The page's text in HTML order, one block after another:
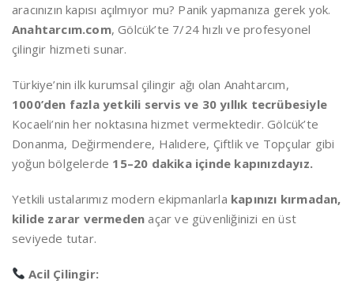
aracınızın kapısı açılmıyor mu? Panik yapmanıza gerek yok.
Anahtarcım.com, Gölcük’te 7/24 hızlı ve profesyonel
çilingir hizmeti sunar.
Türkiye’nin ilk kurumsal çilingir ağı olan Anahtarcım,
1000’den fazla yetkili servis ve 30 yıllık tecrübesiyle
Kocaeli’nin her noktasına hizmet vermektedir. Gölcük’te
Donanma, Değirmendere, Halıdere, Çiftlik ve Topçular gibi
yoğun bölgelerde 15–20 dakika içinde kapınızdayız.
Yetkili ustalarımız modern ekipmanlarla kapınızı kırmadan,
kilide zarar vermeden açar ve güvenliğinizi en üst
seviyede tutar.
Acil Çilingir: